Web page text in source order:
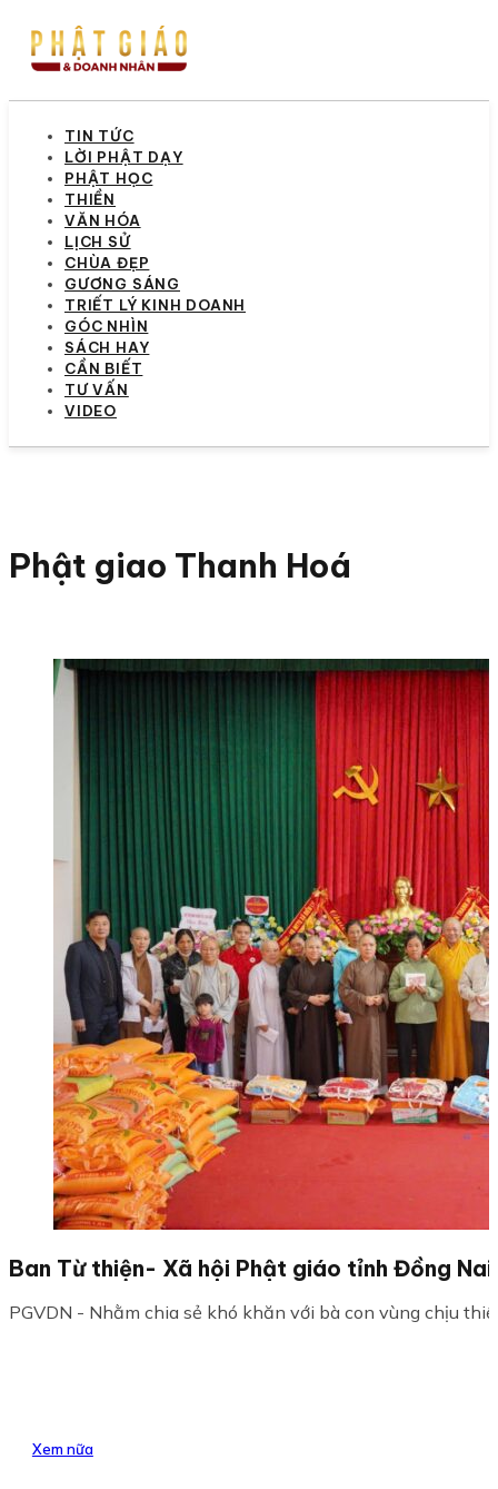
TIN TỨC
LỜI PHẬT DẠY
PHẬT HỌC
THIỀN
VĂN HÓA
LỊCH SỬ
CHÙA ĐẸP
GƯƠNG SÁNG
TRIẾT LÝ KINH DOANH
GÓC NHÌN
SÁCH HAY
CẦN BIẾT
TƯ VẤN
VIDEO
Phật giao Thanh Hoá
Ban Từ thiện- Xã hội Phật giáo tỉnh Đồng
PGVDN - Nhằm chia sẻ khó khăn với bà con vùng chịu
Xem nữa